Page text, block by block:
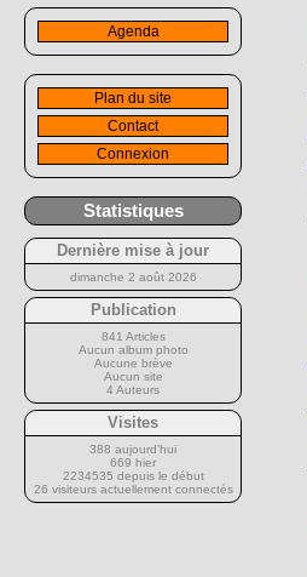
Agenda
Plan du site
Contact
Connexion
Statistiques
Dernière mise à jour
dimanche 2 août 2026
Publication
841 Articles
Aucun album photo
Aucune brève
Aucun site
4 Auteurs
Visites
388 aujourd’hui
669 hier
2234535 depuis le début
26 visiteurs actuellement connectés